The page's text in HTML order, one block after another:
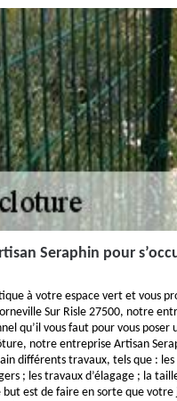
Seraphin pour
à votre espace vert et vous
Sur Risle 27500, notre
qu’il vous faut pour vous poser
notre entreprise Artisan
différents travaux, tels que :
; les travaux d’élagage ; la
but est de faire en sorte que